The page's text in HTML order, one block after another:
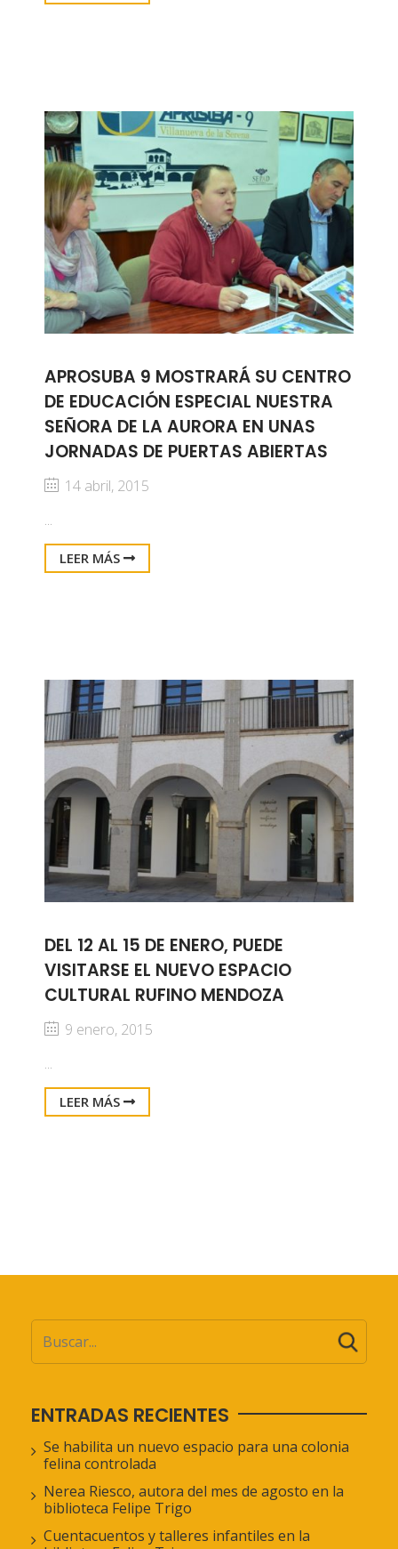
APROSUBA 9 MOSTRARÁ SU CENTRO
DE EDUCACIÓN ESPECIAL NUESTRA
SEÑORA DE LA AURORA EN UNAS
JORNADAS DE PUERTAS ABIERTAS
14 abril, 2015
...
LEER MÁS
DEL 12 AL 15 DE ENERO, PUEDE
VISITARSE EL NUEVO ESPACIO
CULTURAL RUFINO MENDOZA
9 enero, 2015
...
LEER MÁS
ENTRADAS RECIENTES
Se habilita un nuevo espacio para una colonia
felina controlada
Nerea Riesco, autora del mes de agosto en la
biblioteca Felipe Trigo
Cuentacuentos y talleres infantiles en la